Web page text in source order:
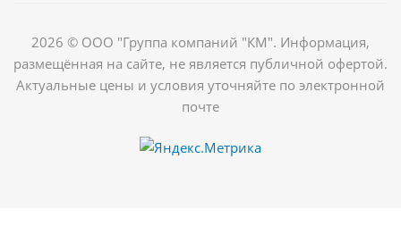
2026 © ООО "Группа компаний "КМ". Информация,
размещённая на сайте, не является публичной офертой.
Актуальные цены и условия уточняйте по электронной
почте